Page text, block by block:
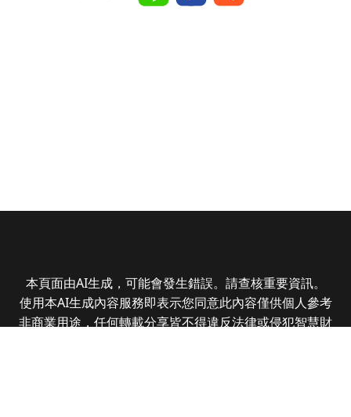
本頁面由AI生成，可能會發生錯誤。請查核重要資訊。
使用本AI生成內容服務即表示您同意此內容僅供個人參考
非商業用途，任何轉載分享皆不得違反法律或侵犯智慧財